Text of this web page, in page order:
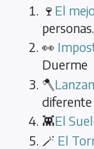
🍷 El
👀
Duerme
🪓
👾El
🪄 El